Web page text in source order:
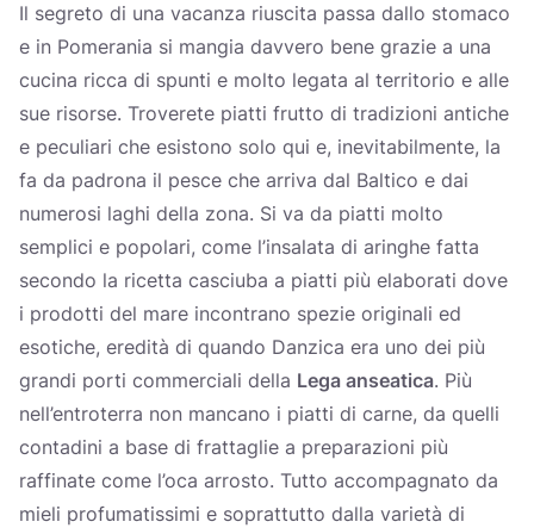
Il segreto di una vacanza riuscita passa dallo stomaco
e in Pomerania si mangia davvero bene grazie a una
cucina ricca di spunti e molto legata al territorio e alle
sue risorse. Troverete piatti frutto di tradizioni antiche
e peculiari che esistono solo qui e, inevitabilmente, la
fa da padrona il pesce che arriva dal Baltico e dai
numerosi laghi della zona. Si va da piatti molto
semplici e popolari, come l’insalata di aringhe fatta
secondo la ricetta casciuba a piatti più elaborati dove
i prodotti del mare incontrano spezie originali ed
esotiche, eredità di quando Danzica era uno dei più
grandi porti commerciali della Lega anseatica. Più
nell’entroterra non mancano i piatti di carne, da quelli
contadini a base di frattaglie a preparazioni più
raffinate come l’oca arrosto. Tutto accompagnato da
mieli profumatissimi e soprattutto dalla varietà di